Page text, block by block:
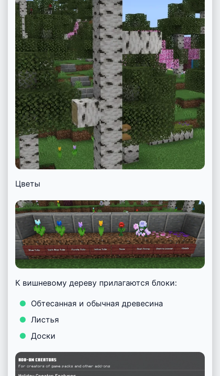
Цветы
К вишневому дереву прилагаются блоки:
Обтесанная и обычная древесина
Листья
Доски